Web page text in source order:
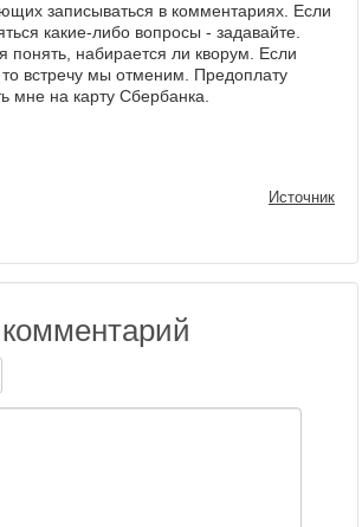
записываться в комментариях. Если
какие-либо вопросы - задавайте.
понять, набирается ли кворум. Если
то встречу мы отменим. Предоплату
мне на карту Сбербанка.
Источник